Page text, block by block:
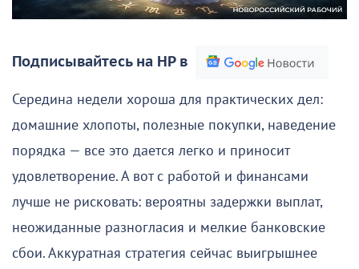
Подписывайтесь на НР в
Середина недели хороша для практических дел:
домашние хлопоты, полезные покупки, наведение
порядка — все это дается легко и приносит
удовлетворение. А вот с работой и финансами
лучше не рисковать: вероятны задержки выплат,
неожиданные разногласия и мелкие банковские
сбои. Аккуратная стратегия сейчас выигрышнее